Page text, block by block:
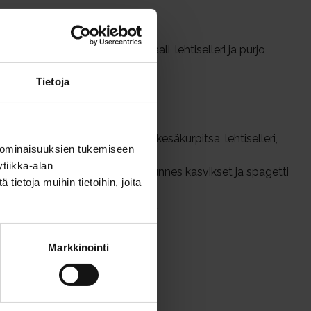
Tietoja
tukemiseen
alan
tietoja muihin tietoihin, joita
Markkinointi
kesäkurpitsa, kiinankaali, lehtiselleri ja purjo
porkkana, kesäkurpitsa, lehtiselleri,
5 minuuttia.
päästä kiinankaali. Keitä, kunnes kasvikset ja spagetti
kasvisliemijauhe ja suola.
parmesanjuusto.